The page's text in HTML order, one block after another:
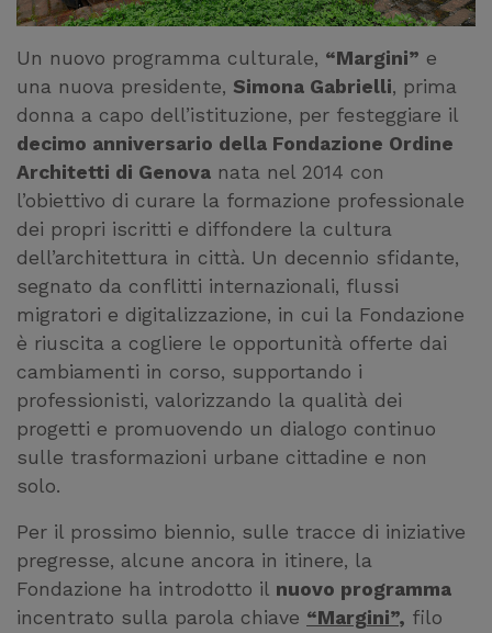
Un nuovo programma culturale, “Margini” e
una nuova presidente, Simona Gabrielli, prima
donna a capo dell’istituzione, per festeggiare il
decimo anniversario della Fondazione Ordine
Architetti di Genova nata nel 2014 con
l’obiettivo di curare la formazione professionale
dei propri iscritti e diffondere la cultura
dell’architettura in città. Un decennio sfidante,
segnato da conflitti internazionali, flussi
migratori e digitalizzazione, in cui la Fondazione
è riuscita a cogliere le opportunità offerte dai
cambiamenti in corso, supportando i
professionisti, valorizzando la qualità dei
progetti e promuovendo un dialogo continuo
sulle trasformazioni urbane cittadine e non
solo.
Per il prossimo biennio, sulle tracce di iniziative
pregresse, alcune ancora in itinere, la
Fondazione ha introdotto il nuovo programma
incentrato sulla parola chiave “Margini”, filo